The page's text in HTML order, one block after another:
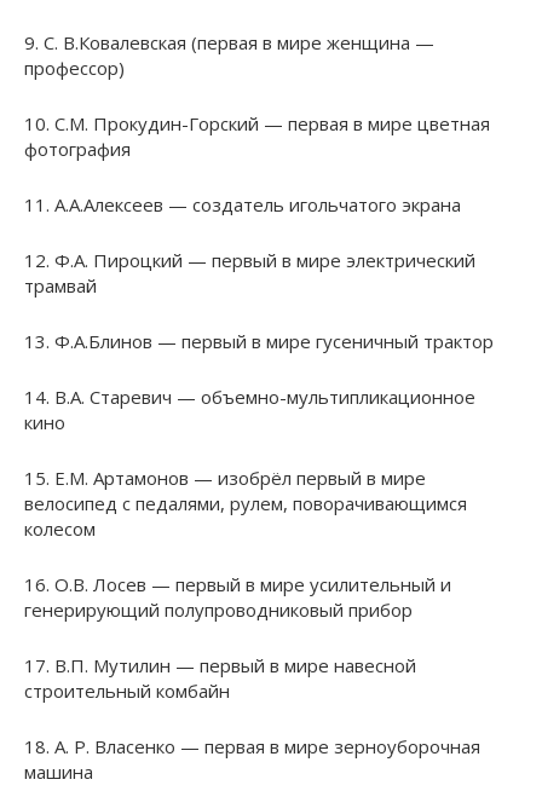
9. С. В.Ковалевская (первая в мире женщина —
профессор)
10. С.М. Прокудин-Горский — первая в мире цветная
фотография
11. А.А.Алексеев — создатель игольчатого экрана
12. Ф.А. Пироцкий — первый в мире электрический
трамвай
13. Ф.А.Блинов — первый в мире гусеничный трактор
14. В.А. Старевич — объемно-мультипликационное
кино
15. Е.М. Артамонов — изобрёл первый в мире
велосипед с педалями, рулем, поворачивающимся
колесом
16. О.В. Лосев — первый в мире усилительный и
генерирующий полупроводниковый прибор
17. В.П. Мутилин — первый в мире навесной
строительный комбайн
18. А. Р. Власенко — первая в мире зерноуборочная
машина